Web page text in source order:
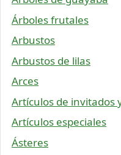
Árboles frutales
Arbustos
Arbustos de lilas
Arces
Artículos de invitados
Artículos especiales
Ásteres